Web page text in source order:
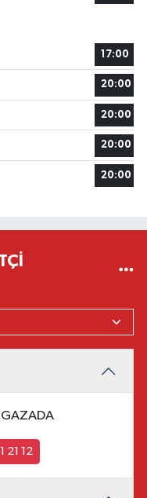
17:00
20:00
20:00
20:00
20:00
21 12